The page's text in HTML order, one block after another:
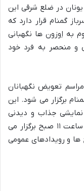
در ضلع شرقی این
گمنام قرار دارد که
به اِوزون ها نگهبانی
و منحصر به فرد خود
تعویض نگهبانان
برگزار می شود. این
جذاب و دیدنی
است. مراسم اصلی و بزرگتر در روز یکشنبه ساعت ۱۱ صبح برگزار می
و رویدادهای عمومی